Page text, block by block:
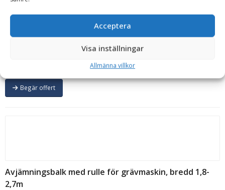
Acceptera
Visa inställningar
Allmänna villkor
Avjämningsbalk med rulle för grävmaskin, bredd 1,5-
Begär offert
Avjämningsbalk med rulle för grävmaskin, bredd 1,8-
2,7m